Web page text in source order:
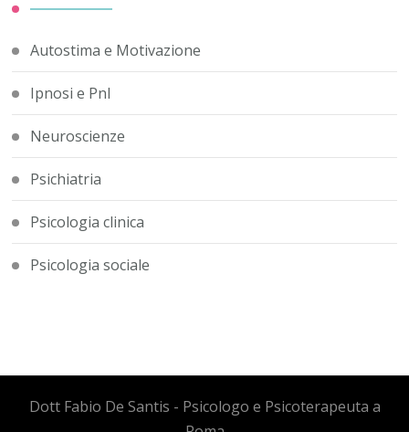
Autostima e Motivazione
Ipnosi e Pnl
Neuroscienze
Psichiatria
Psicologia clinica
Psicologia sociale
Dott Fabio De Santis - Psicologo e Psicoterapeuta a